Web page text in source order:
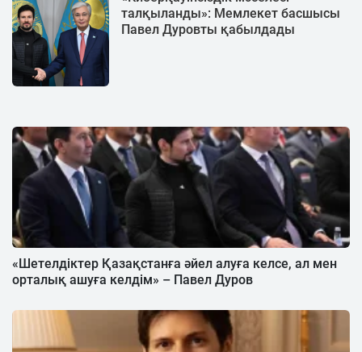
талқыланды»: Мемлекет басшысы
Павел Дуровты қабылдады
«Шетелдіктер Қазақстанға әйел алуға келсе, ал мен
орталық ашуға келдім» – Павел Дуров